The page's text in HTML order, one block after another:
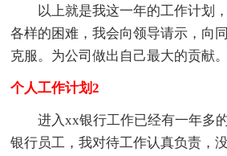
以上就是我这一年的工作计划
各样的困难，我会向领导请示，向
克服。为公司做出自己最大的贡献。
个人工作计划2
进入xx银行工作已经有一年多
银行员工，我对待工作认真负责，